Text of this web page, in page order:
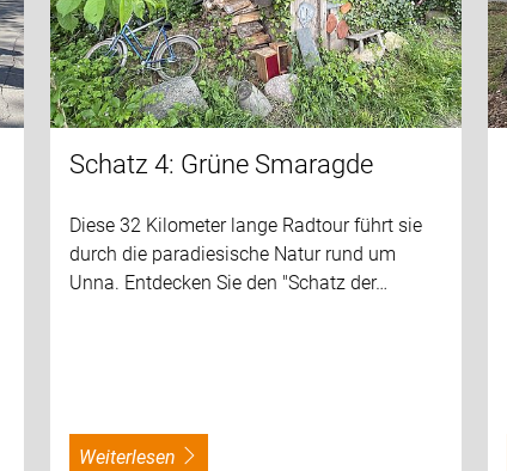
Schatz 4: Grüne Smaragde
Diese 32 Kilometer lange Radtour führt sie
durch die paradiesische Natur rund um
Unna. Entdecken Sie den "Schatz der…
weiterlesen